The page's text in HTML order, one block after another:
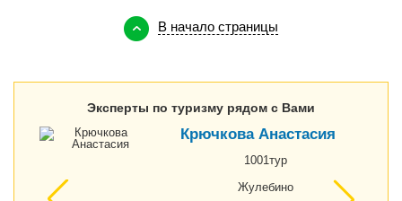
В начало страницы
Эксперты по туризму рядом с Вами
Крючкова Анастасия
1001тур
Жулебино